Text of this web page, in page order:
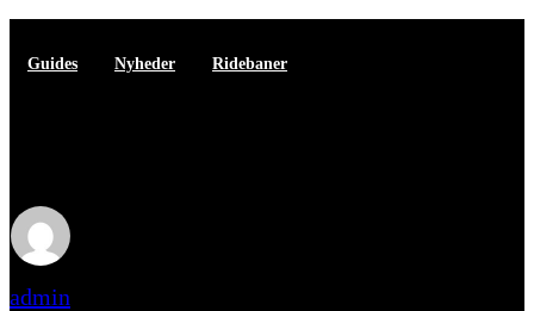
Guides Nyheder Ridebaner
admin